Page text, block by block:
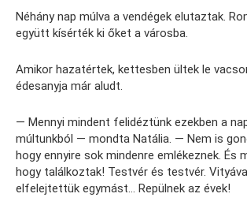
Néhány nap múlva a vendégek elutaztak.
együtt kísérték ki őket a városba.
Amikor hazatértek, kettesben ültek le
édesanyja már aludt.
— Mennyi mindent felidéztünk ezekben a
múltunkból — mondta Natália. — Nem is
hogy ennyire sok mindenre emlékeznek. És
hogy találkoztak! Testvér és testvér.
elfelejtettük egymást… Repülnek az évek!